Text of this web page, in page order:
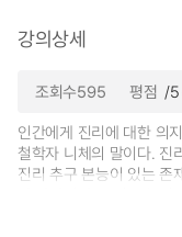
강의상세
조회수595 평점 /5
인간에게 진리에 대한 의
철학자 니체의 말이다. 진
진리 추구 본능이 있는 존
가 달라진다. 무지 본능이